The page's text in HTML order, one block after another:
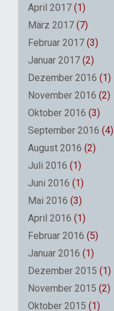
April 2017 (1)
März 2017 (7)
Februar 2017 (3)
Januar 2017 (2)
Dezember 2016 (1)
November 2016 (2)
Oktober 2016 (3)
September 2016 (4)
August 2016 (2)
Juli 2016 (1)
Juni 2016 (1)
Mai 2016 (3)
April 2016 (1)
Februar 2016 (5)
Januar 2016 (1)
Dezember 2015 (1)
November 2015 (2)
Oktober 2015 (1)